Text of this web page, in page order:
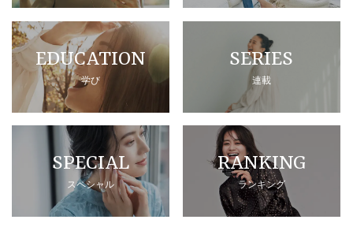
EDUCATION
学び
SERIES
連載
SPECIAL
スペシャル
RANKING
ランキング